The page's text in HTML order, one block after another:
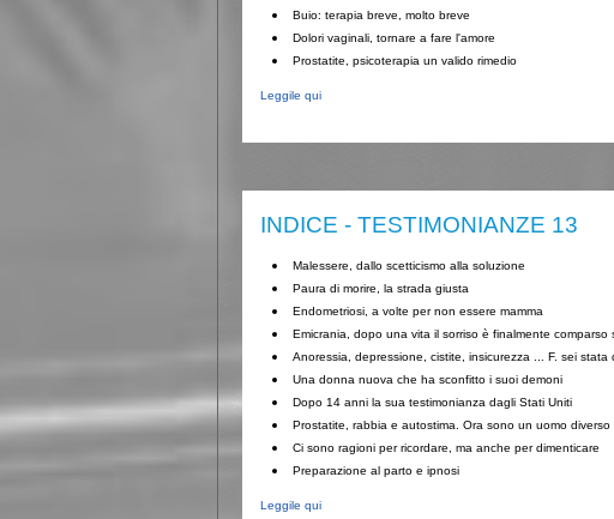
Buio: terapia breve, molto breve
Dolori vaginali, tornare a fare l'amore
Prostatite, psicoterapia un valido rimedio
Leggile qui
INDICE - TESTIMONIANZE 13
Malessere, dallo scetticismo alla soluzione
Paura di morire, la strada giusta
Endometriosi, a volte per non essere mamma
Emicrania, dopo una vita il sorriso è finalmente comparso
Anoressia, depressione, cistite, insicurezza ... F. sei stata
Una donna nuova che ha sconfitto i suoi demoni
Dopo 14 anni la sua testimonianza dagli Stati Uniti
Prostatite, rabbia e autostima. Ora sono un uomo diverso
Ci sono ragioni per ricordare, ma anche per dimenticare
Preparazione al parto e ipnosi
Leggile qui